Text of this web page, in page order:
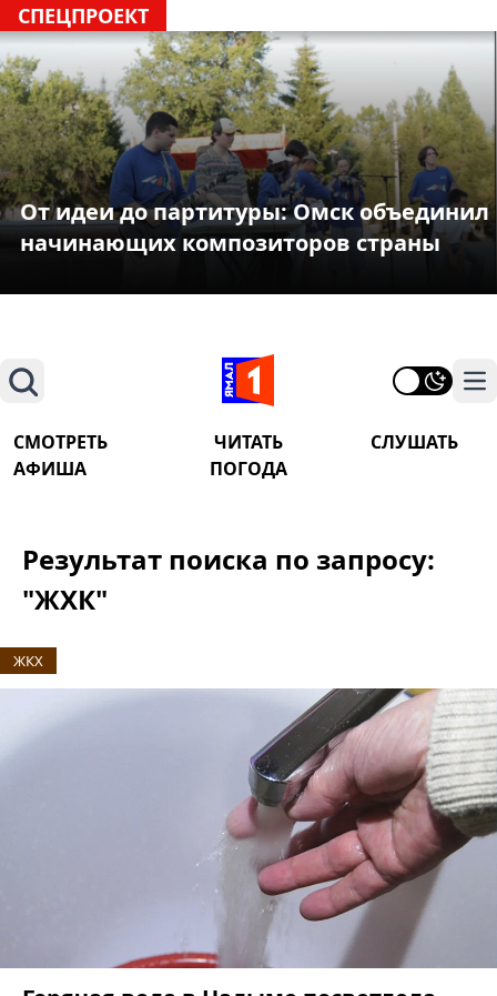
СПЕЦПРОЕКТ
От идеи до партитуры: Омск объединил
начинающих композиторов страны
Поиск
СМОТРЕТЬ ЧИТАТЬ
СЛУШАТЬ
АФИША
ПОГОДА
Результат поиска по запросу:
"ЖХК"
ЖКХ